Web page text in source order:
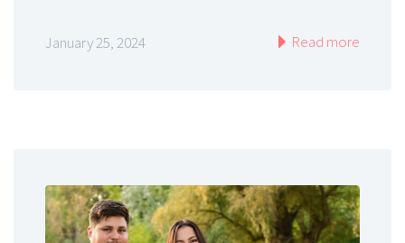
January 25, 2024 Read more